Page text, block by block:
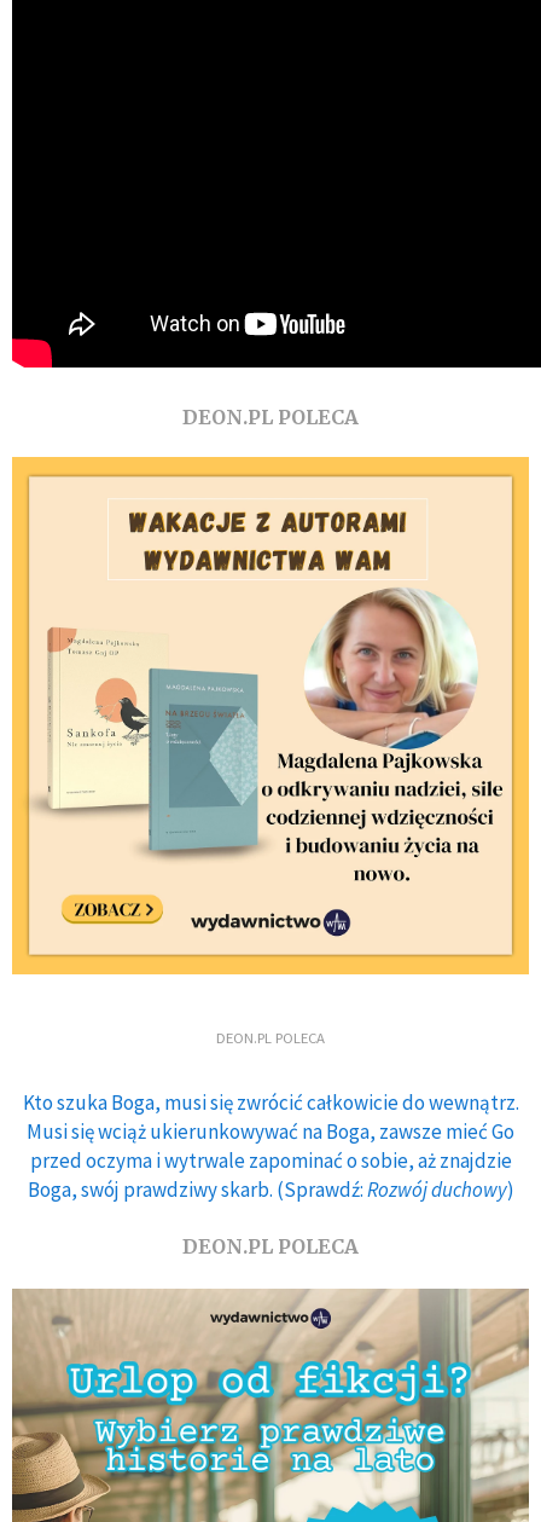
DEON.PL POLECA
DEON.PL POLECA
Kto szuka Boga, musi się zwrócić całkowicie do wewnątrz.
Musi się wciąż ukierunkowywać na Boga, zawsze mieć Go
przed oczyma i wytrwale zapominać o sobie, aż znajdzie
Boga, swój prawdziwy skarb. (Sprawdź:Rozwój duchowy)
DEON.PL POLECA